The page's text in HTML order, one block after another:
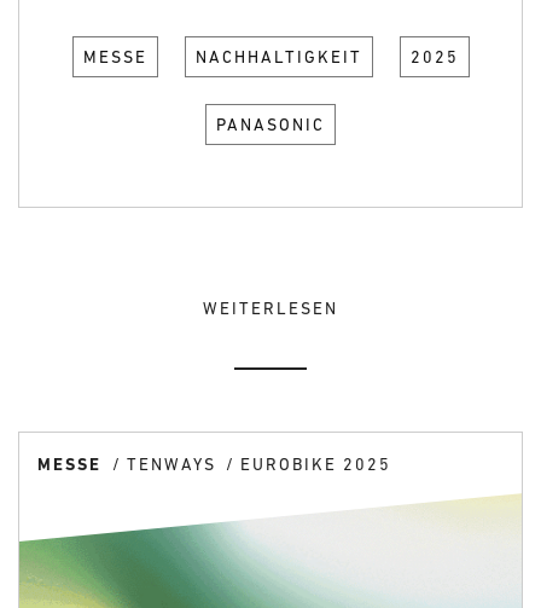
MESSE NACHHALTIGKEIT 2025
PANASONIC
WEITERLESEN
MESSE TENWAYS EUROBIKE 2025